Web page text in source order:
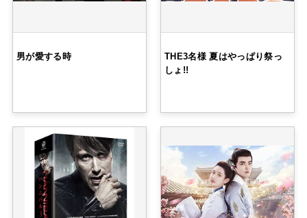
男が愛する時
THE3名様 夏はやっぱり祭っ
しょ!!